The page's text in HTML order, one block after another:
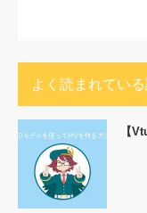
よく読まれてい
【